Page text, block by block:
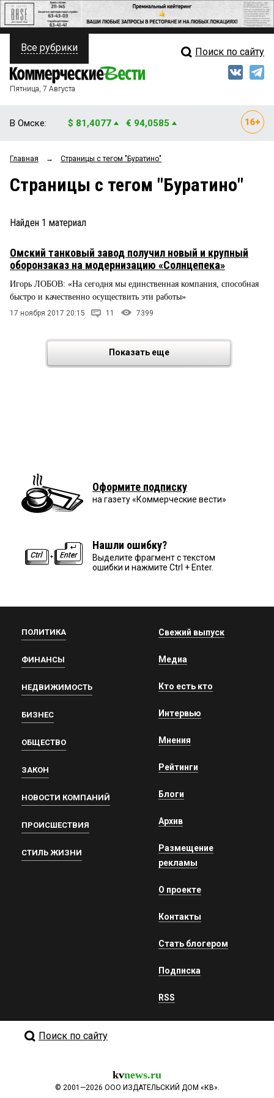
ПОЛИТИКА
ФИНАНСЫ
ОБЩЕСТВО
ЗАКОН
НОВОСТИ КОМПАНИЙ
СТИЛЬ ЖИЗНИ
Свежий выпуск
Мнения
Рейтинги
Все рубрики Поиск по сайту
Пятница, 7 Августа
В Омске: $ 81,4077 € 94,0585
Главная → Страницы c тегом "Буратино"
Страницы c тегом "Буратино"
Найден 1 материал
Омский танковый завод получил новый и крупный
оборонзаказ на модернизацию «Солнцепека»
Игорь ЛОБОВ: «На сегодня мы единственная компания, способная
быстро и качественно осуществить эти работы»
17 ноября 2017 20:15 11 7399
Показать еще
Оформите подписку
на газету «Коммерческие вести»
Нашли ошибку?
Выделите фрагмент с текстом
ошибки и нажмите Ctrl + Enter.
ПОЛИТИКА
ФИНАНСЫ
НЕДВИЖИМОСТЬ
БИЗНЕС
ОБЩЕСТВО
ЗАКОН
НОВОСТИ КОМПАНИЙ
ПРОИСШЕСТВИЯ
СТИЛЬ ЖИЗНИ
Свежий выпуск
Медиа
Кто есть кто
Интервью
Мнения
Рейтинги
Блоги
Архив
Размещение
рекламы
О проекте
Контакты
Стать блогером
Подписка
RSS
Поиск по сайту
kvnews.ru
© 2001—2026 ООО ИЗДАТЕЛЬСКИЙ ДОМ «КВ».